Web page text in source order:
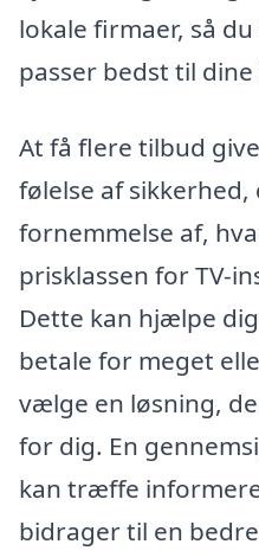
lokale firmaer, så
passer bedst til dine
At få flere tilbud
følelse af sikkerhed,
fornemmelse af,
prisklassen for TV-
Dette kan hjælpe
betale for meget
vælge en løsning,
for dig. En
kan træffe
bidrager til en